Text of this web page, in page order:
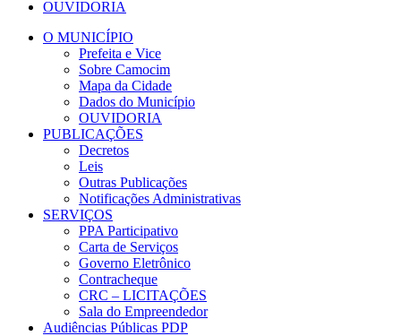
OUVIDORIA
O MUNICÍPIO
Prefeita e Vice
Sobre Camocim
Mapa da Cidade
Dados do Município
OUVIDORIA
PUBLICAÇÕES
Decretos
Leis
Outras Publicações
Notificações Administrativas
SERVIÇOS
PPA Participativo
Carta de Serviços
Governo Eletrônico
Contracheque
CRC – LICITAÇÕES
Sala do Empreendedor
Audiências Públicas PDP